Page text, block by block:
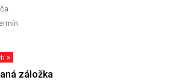
>
záložka